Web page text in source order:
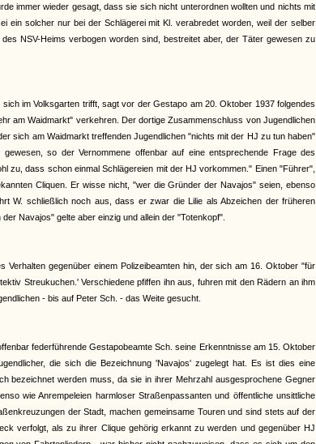
immer wieder gesagt, dass sie sich nicht unterordnen wollten und nichts mit
ein solcher nur bei der Schlägerei mit Kl. verabredet worden, weil der selber
NSV-Heims verbogen worden sind, bestreitet aber, der Täter gewesen zu
im Volksgarten trifft, sagt vor der Gestapo am 20. Oktober 1937 folgendes
am Waidmarkt" verkehren. Der dortige Zusammenschluss von Jugendlichen
sich am Waidmarkt treffenden Jugendlichen "nichts mit der HJ zu tun haben"
so der Vernommene offenbar auf eine entsprechende Frage des
zu, dass schon einmal Schlägereien mit der HJ vorkommen." Einen "Führer",
Cliquen. Er wisse nicht, "wer die Gründer der Navajos" seien, ebenso
W. schließlich noch aus, dass er zwar die Lilie als Abzeichen der früheren
Navajos" gelte aber einzig und allein der "Totenkopf".
gegenüber einem Polizeibeamten hin, der sich am 16. Oktober "für
Streukuchen.' Verschiedene pfiffen ihn aus, fuhren mit den Rädern an ihm
- bis auf Peter Sch. - das Weite gesucht.
federführende Gestapobeamte Sch. seine Erkenntnisse am 15. Oktober
die sich die Bezeichnung 'Navajos' zugelegt hat. Es ist dies eine
bezeichnet werden muss, da sie in ihrer Mehrzahl ausgesprochene Gegner
wie Anrempeleien harmloser Straßenpassanten und öffentliche unsittliche
der Stadt, machen gemeinsame Touren und sind stets auf der
verfolgt, als zu ihrer Clique gehörig erkannt zu werden und gegenüber HJ